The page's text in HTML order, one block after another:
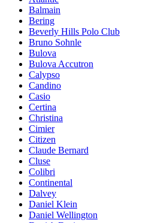
Balmain
Bering
Beverly Hills Polo Club
Bruno Sohnle
Bulova
Bulova Accutron
Calypso
Candino
Casio
Certina
Christina
Cimier
Citizen
Claude Bernard
Cluse
Colibri
Continental
Dalvey
Daniel Klein
Daniel Wellington